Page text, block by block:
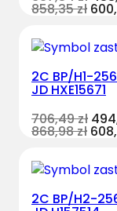
858,35zł
2C BP/H1-
JD HXE15671
706,49zł
868,98zł
2C BP/H2-